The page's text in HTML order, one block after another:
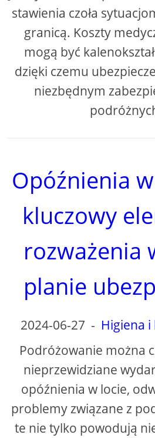
stawienia czoła
granicą. Koszty
mogą być
dzięki czemu
niezbędnym
Opóźnienia
kluczowy
rozważenia
planie
2024-06-27 - Higiena
Podróżowanie można
nieprzewidziane
opóźnienia w locie,
problemy związane z
te nie tylko powodują